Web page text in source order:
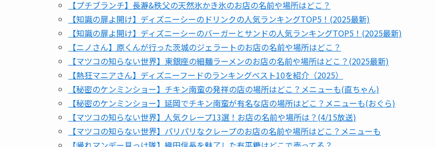
【プチブランチ】長瀞&秩父の天然氷かき氷のお店の名前や場所はどこ？
【知識の扉よ開け】ディズニーシーのドリンクの人気ランキングTOP5！(2025最新)
【知識の扉よ開け】ディズニーシーのバーガーとサンドの人気ランキングTOP5！(2025最新)
【ニノさん】原くんが行った茨城のジェラートのお店の名前や場所はどこ？
【マツコの知らない世界】東銀座の細麺ラーメンのお店の名前や場所はどこ？(2025最新)
【熱狂マニアさん】ディズニーフードのランキングベスト10を紹介（2025）
【秘密のケンミンショー】チキン南蛮の発祥の店の場所はどこ？メニューも(直ちゃん)
【秘密のケンミンショー】延岡でチキン南蛮が有名な店の場所はどこ？メニューも(おぐら)
【マツコの知らない世界】人気クレープ13選！お店の名前や場所は？(4/15放送)
【マツコの知らない世界】パリパリなクレープのお店の名前や場所はどこ？メニューも